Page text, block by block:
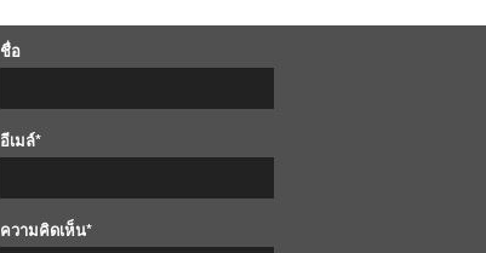
ชื่อ
อีเมล์*
ความคิดเห็น*